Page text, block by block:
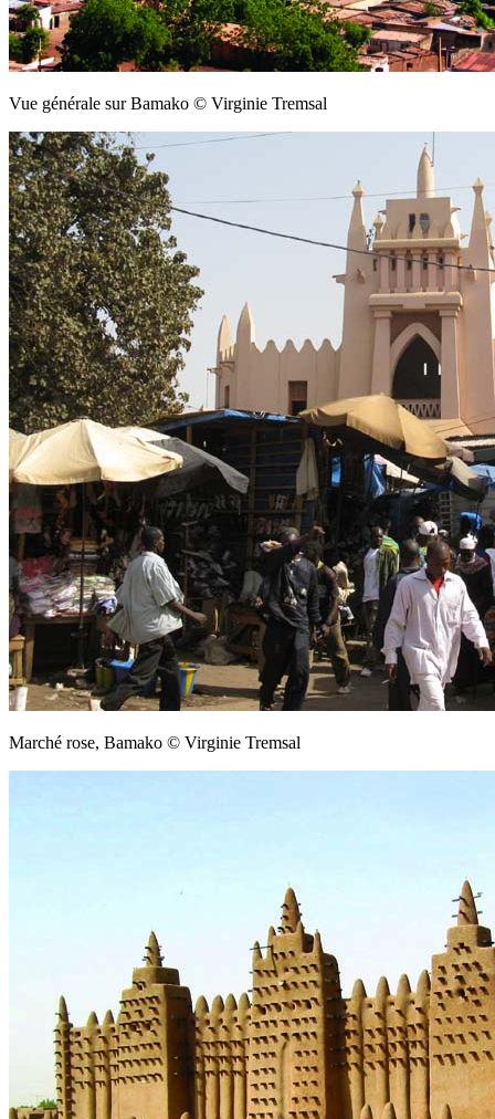
Vue générale sur Bamako © Virginie Tremsal
Marché rose, Bamako © Virginie Tremsal